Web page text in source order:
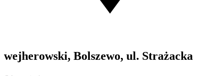
wejherowski, Bolszewo, ul. Strażacka